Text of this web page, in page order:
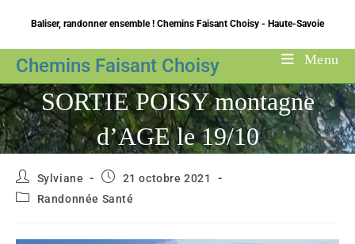
content
Baliser, randonner ensemble ! Chemins Faisant Choisy - Haute-Savoie
Chemins Faisant Choisy Menu
SORTIE POISY montagne
d’AGE le 19/10
Auteur/autrice
de
la
Sylviane
Publication
21 octobre 2021
PostRandonnée Santé